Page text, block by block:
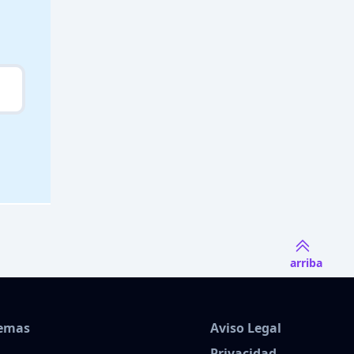
arriba
Aviso Legal